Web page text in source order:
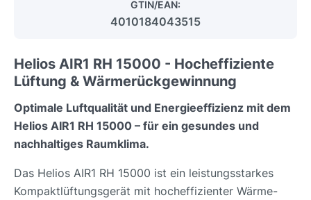
GTIN/EAN:
4010184043515
Helios AIR1 RH 15000 - Hocheffiziente
Lüftung & Wärmerückgewinnung
Optimale Luftqualität und Energieeffizienz mit dem
Helios AIR1 RH 15000 – für ein gesundes und
nachhaltiges Raumklima.
Das Helios AIR1 RH 15000 ist ein leistungsstarkes
Kompaktlüftungsgerät mit hocheffizienter Wärme-